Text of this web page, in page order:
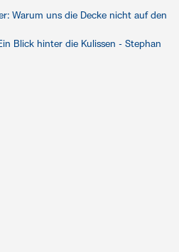
Warum uns die Decke nicht auf den
Blick hinter die Kulissen - Stephan